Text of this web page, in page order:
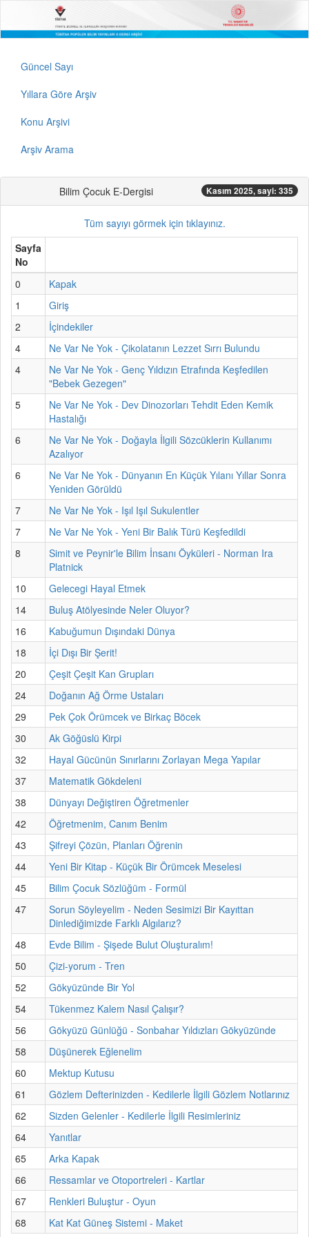
Güncel Sayı
Yıllara Göre Arşiv
Konu Arşivi
Arşiv Arama
Bilim Çocuk E-Dergisi Kasım 2025, sayi: 335
Tüm sayıyı görmek için tıklayınız.
Sayfa
No
0
Kapak
1
Giriş
2
İçindekiler
4
Ne Var Ne Yok - Çikolatanın Lezzet Sırrı Bulundu
4
Ne Var Ne Yok - Genç Yıldızın Etrafında Keşfedilen
"Bebek Gezegen"
5
Ne Var Ne Yok - Dev Dinozorları Tehdit Eden Kemik
Hastalığı
6
Ne Var Ne Yok - Doğayla İlgili Sözcüklerin Kullanımı
Azalıyor
6
Ne Var Ne Yok - Dünyanın En Küçük Yılanı Yıllar Sonra
Yeniden Görüldü
7
Ne Var Ne Yok - Işıl Işıl Sukulentler
7
Ne Var Ne Yok - Yeni Bir Balık Türü Keşfedildi
8
Simit ve Peynir'le Bilim İnsanı Öyküleri - Norman Ira
Platnick
10
Gelecegi Hayal Etmek
14
Buluş Atölyesinde Neler Oluyor?
16
Kabuğumun Dışındaki Dünya
18
İçi Dışı Bir Şerit!
20
Çeşit Çeşit Kan Grupları
24
Doğanın Ağ Örme Ustaları
29
Pek Çok Örümcek ve Birkaç Böcek
30
Ak Göğüslü Kirpi
32
Hayal Gücünün Sınırlarını Zorlayan Mega Yapılar
37
Matematik Gökdeleni
38
Dünyayı Değiştiren Öğretmenler
42
Öğretmenim, Canım Benim
43
Şifreyi Çözün, Planları Öğrenin
44
Yeni Bir Kitap - Küçük Bir Örümcek Meselesi
45
Bilim Çocuk Sözlüğüm - Formül
47
Sorun Söyleyelim - Neden Sesimizi Bir Kayıttan
Dinlediğimizde Farklı Algılarız?
48
Evde Bilim - Şişede Bulut Oluşturalım!
50
Çizi-yorum - Tren
52
Gökyüzünde Bir Yol
54
Tükenmez Kalem Nasıl Çalışır?
56
Gökyüzü Günlüğü - Sonbahar Yıldızları Gökyüzünde
58
Düşünerek Eğlenelim
60
Mektup Kutusu
61
Gözlem Defterinizden - Kedilerle İlgili Gözlem Notlarınız
62
Sizden Gelenler - Kedilerle İlgili Resimleriniz
64
Yanıtlar
65
Arka Kapak
66
Ressamlar ve Otoportreleri - Kartlar
67
Renkleri Buluştur - Oyun
68
Kat Kat Güneş Sistemi - Maket